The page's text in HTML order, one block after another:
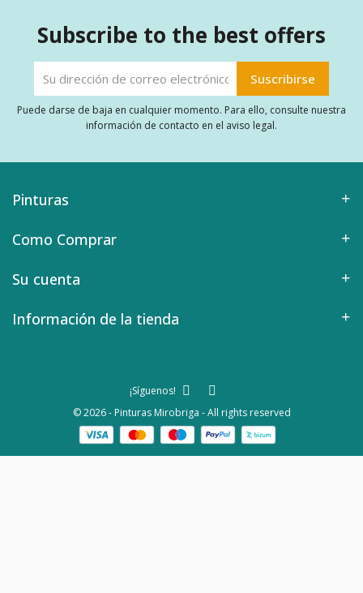
Subscribe to the best offers
Puede darse de baja en cualquier momento. Para ello, consulte nuestra
información de contacto en el aviso legal.
Pinturas
Como Comprar
Su cuenta
Información de la tienda
© 2026 - Pinturas Mirobriga - All rights reserved
¡Síguenos!